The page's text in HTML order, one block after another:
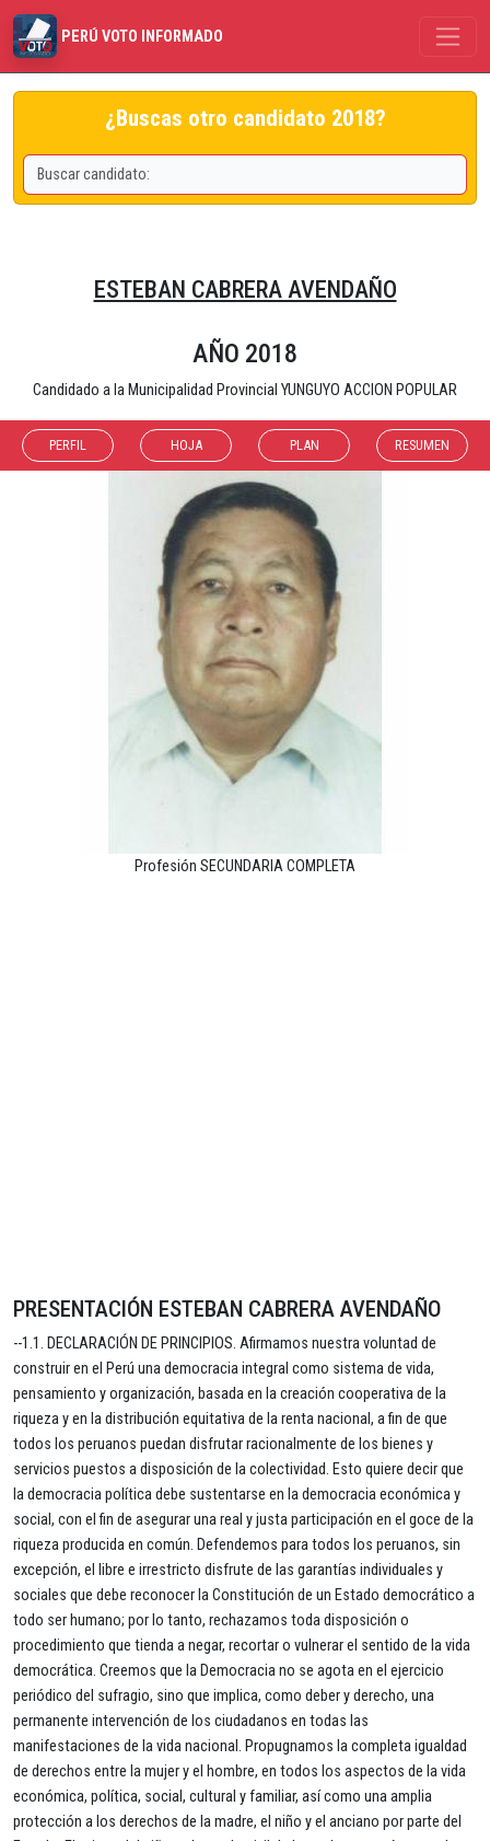
PERÚ VOTO INFORMADO
¿Buscas otro candidato 2018?
ESTEBAN CABRERA AVENDAÑO
AÑO 2018
Candidado a la Municipalidad Provincial YUNGUYO ACCION POPULAR
PERFIL HOJA PLAN RESUMEN
Profesión SECUNDARIA COMPLETA
PRESENTACIÓN ESTEBAN CABRERA AVENDAÑO
--1.1. DECLARACIÓN DE PRINCIPIOS. Afirmamos nuestra voluntad de
construir en el Perú una democracia integral como sistema de vida,
pensamiento y organización, basada en la creación cooperativa de la
riqueza y en la distribución equitativa de la renta nacional, a fin de que
todos los peruanos puedan disfrutar racionalmente de los bienes y
servicios puestos a disposición de la colectividad. Esto quiere decir que
la democracia política debe sustentarse en la democracia económica y
social, con el fin de asegurar una real y justa participación en el goce de la
riqueza producida en común. Defendemos para todos los peruanos, sin
excepción, el libre e irrestricto disfrute de las garantías individuales y
sociales que debe reconocer la Constitución de un Estado democrático a
todo ser humano; por lo tanto, rechazamos toda disposición o
procedimiento que tienda a negar, recortar o vulnerar el sentido de la vida
democrática. Creemos que la Democracia no se agota en el ejercicio
periódico del sufragio, sino que implica, como deber y derecho, una
permanente intervención de los ciudadanos en todas las
manifestaciones de la vida nacional. Propugnamos la completa igualdad
de derechos entre la mujer y el hombre, en todos los aspectos de la vida
económica, política, social, cultural y familiar, así como una amplia
protección a los derechos de la madre, el niño y el anciano por parte del